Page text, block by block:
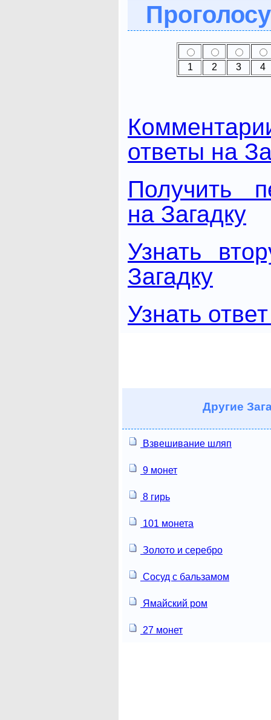
1 2 3 4
ответы на
Получить
на Загадку
Узнать
Загадку
Узнать
Другие
Взвешивание шляп
9 монет
8 гирь
101 монета
Золото и серебро
Сосуд с бальзамом
Ямайский ром
27 монет